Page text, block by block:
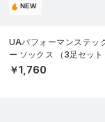
NEW
UAパフォーマンステッ
ー ソックス （3足セット
ニング/UNISEX）
￥1,760